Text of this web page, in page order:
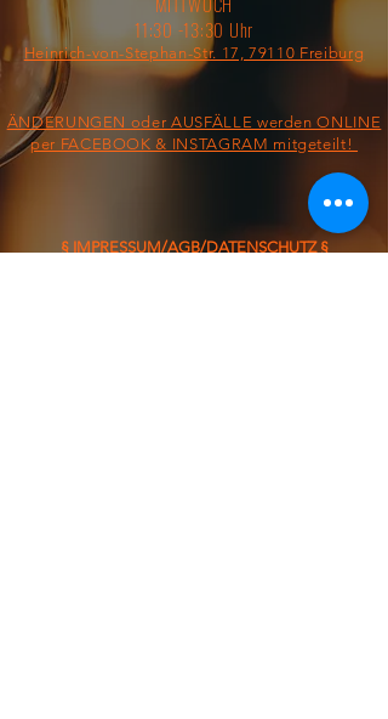
11:30 -13:30 Uhr
Heinrich-von-Stephan-Str. 17, 79110 Freiburg
ÄNDERUNGEN oder AUSFÄLLE werden ONLINE
per FACEBOOK & INSTAGRAM mitgeteilt!
§ IMPRESSUM/AGB/DATENSCHUTZ §